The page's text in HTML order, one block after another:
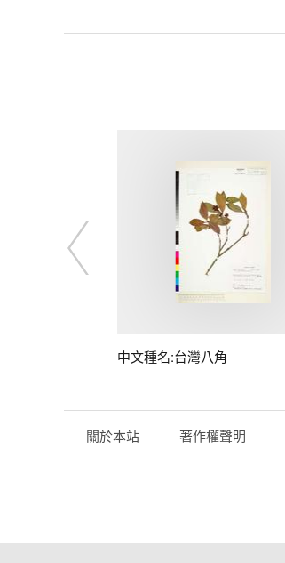
中文種名:台灣八角
關於本站 著作權聲明